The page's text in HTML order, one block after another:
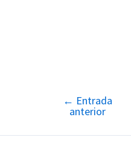
Navegación
entradas
← Entrada
anterior